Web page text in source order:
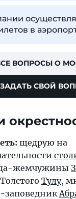
в
ВОПРОСЫ О
ЗАДАТЬ СВОЙ
щедрую на
жемчужины
Тулу,
заповедник